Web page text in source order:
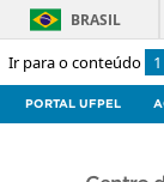
Ir para o conteúdo 1
BRASIL
PORTAL UFPEL